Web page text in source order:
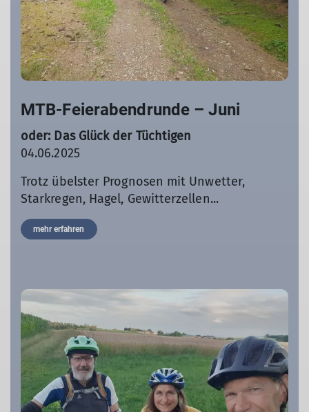
MTB-Feierabendrunde – Juni
oder: Das Glück der Tüchtigen
04.06.2025
Trotz übelster Prognosen mit Unwetter,
Starkregen, Hagel, Gewitterzellen...
mehr erfahren